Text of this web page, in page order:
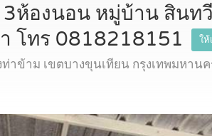
3ห้องนอน หมู่บ้าน สินท
โทร 0818218151
ให้
าข้าม เขตบางขุนเทียน กรุงเทพมหาน